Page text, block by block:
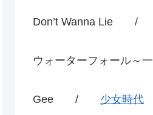
Don’t Wanna Lie /
ウォーターフォール
Gee / 少女時代